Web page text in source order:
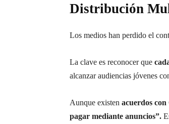
Distribución
Los medios han perdido el
La clave es reconocer que
alcanzar audiencias jóvenes
Aunque existen acuerdos
pagar mediante anuncios”.